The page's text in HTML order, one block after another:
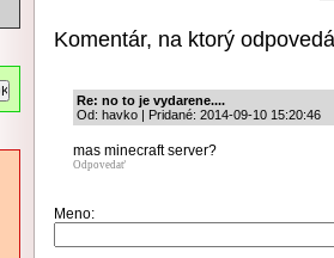
Komentár, na ktorý
Re: no to je vydarene....
Od: havko | Pridané: 2014-09-10 15:20:46
mas minecraft server?
Odpovedať
Meno: